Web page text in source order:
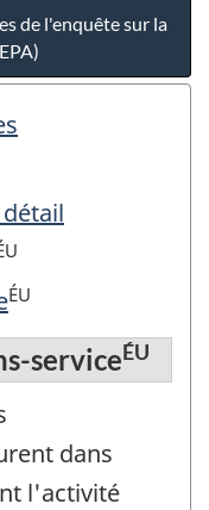
de l'enquête sur la
ÉU
serviceÉU
dans
l'activité